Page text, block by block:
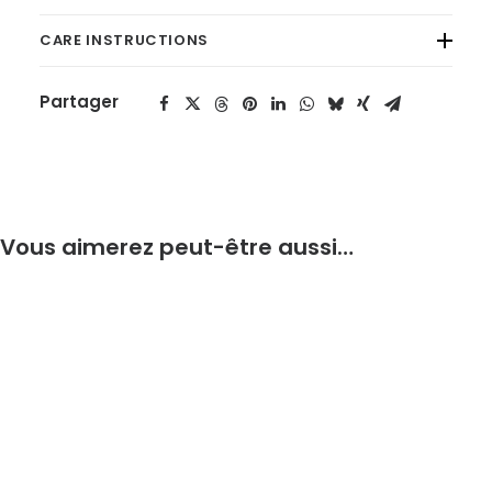
CARE INSTRUCTIONS
Partager
Vous aimerez peut-être aussi…